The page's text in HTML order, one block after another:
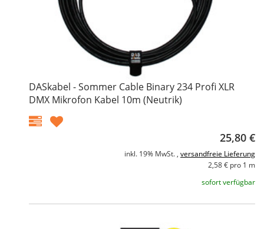
DASkabel - Sommer Cable Binary 234 Profi XLR
DMX Mikrofon Kabel 10m (Neutrik)
25,80 €
inkl. 19% MwSt. , versandfreie Lieferung
2,58 € pro 1 m
sofort verfügbar